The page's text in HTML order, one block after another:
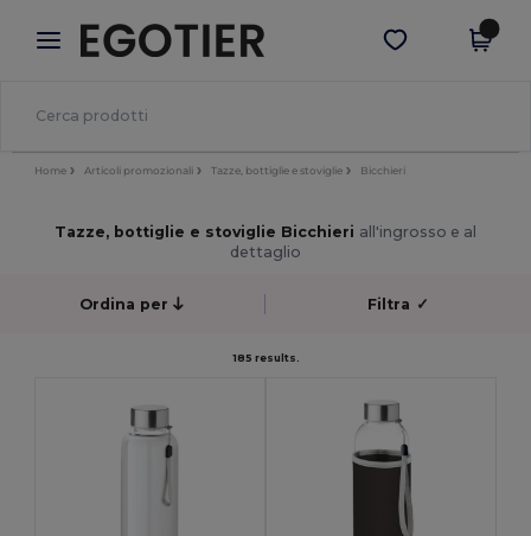
× App Egotier
Prezzi migliori sull'app!
Scarica app
Home Articoli promozionali Tazze, bottiglie e stoviglie Bicchieri
Tazze, bottiglie e stoviglie Bicchieri all'ingrosso e al
dettaglio
Ordina per Filtra ✓
185 results.